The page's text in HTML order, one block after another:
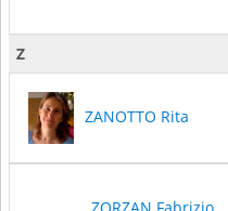
Z
ZANOTTO Rita